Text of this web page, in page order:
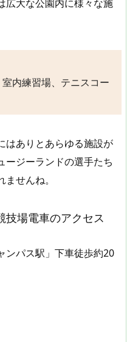
広大な公園内に様々な施
内練習場、テニスコー
はありとあらゆる施設が
ージーランドの選手たち
せんね。
技場電車のアクセス
ンパス駅」下車徒歩約20